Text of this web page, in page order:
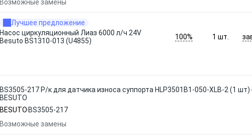
Возможные замены
Лучшее предложение
Насос циркуляционный Лиаз 6000 л/ч 24V
Besuto BS1310-013 (U4855)
100% 1шт.
BS3505-217 Р/к для датчика износа суппорта HLP3501B1-050-XLB-2 (1
BESUTO
BESUTO BS3505-217
Возможные замены